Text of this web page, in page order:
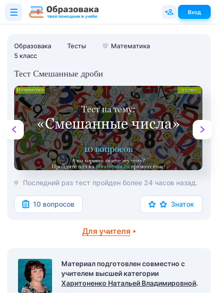
Образовака Тесты 💯 Математика
5 класс
Тест Смешанные дроби
Последний раз тест пройден более 24 часов назад.
10 вопросов Знаток
Для учителя
Материал подготовлен совместно с
учителем высшей категории
Харитоненко Натальей Владимировной.
Вход